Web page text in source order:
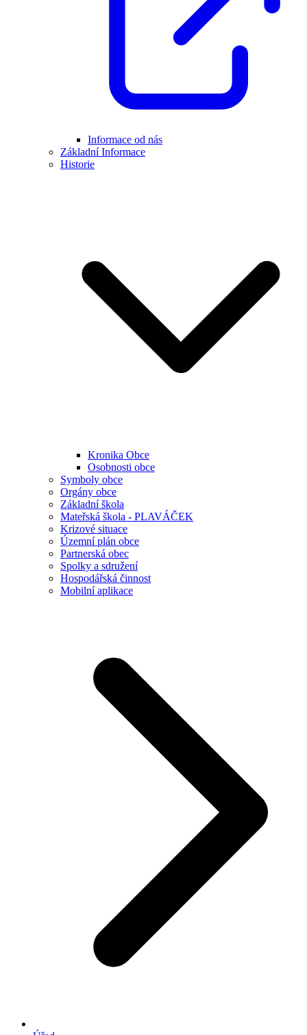
Informace od nás
Základní Informace
Historie
Kronika Obce
Osobnosti obce
Symboly obce
Orgány obce
Základní škola
Mateřská škola - PLAVÁČEK
Krizové situace
Územní plán obce
Partnerská obec
Spolky a sdružení
Hospodářská činnost
Mobilní aplikace